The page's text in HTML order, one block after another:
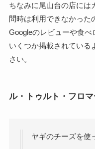
ちなみに尾山台の店には
問時は利用できなかった
Googleのレビューや食
いくつか掲載されている
さい。
ル・トゥルト・フロ
ヤギのチーズを使